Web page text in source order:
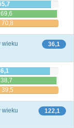
69,6
70,8
36,1
wieku
38,7
39,5
122,1
wieku